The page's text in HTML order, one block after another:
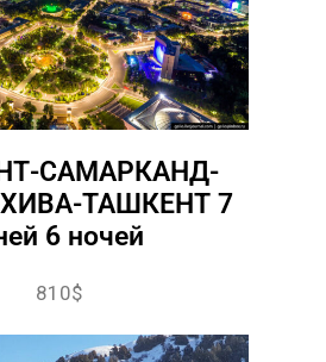
САМАРКАНД-
ТАШКЕНТ 7
6 ночей
810$